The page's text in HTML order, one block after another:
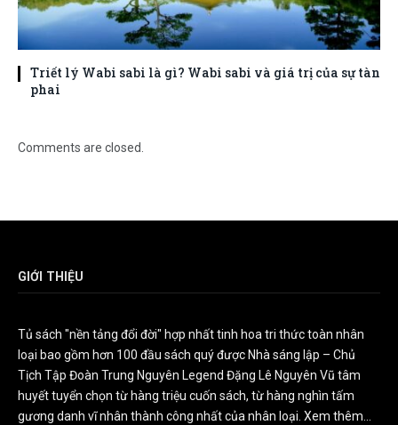
Triết lý Wabi sabi là gì? Wabi sabi và giá trị của sự tàn
phai
Comments are closed.
GIỚI THIỆU
Tủ sách "nền tảng đổi đời" hợp nhất tinh hoa tri thức toàn nhân
loại bao gồm hơn 100 đầu sách quý được Nhà sáng lập – Chủ
Tịch Tập Đoàn Trung Nguyên Legend Đặng Lê Nguyên Vũ tâm
huyết tuyển chọn từ hàng triệu cuốn sách, từ hàng nghìn tấm
gương danh vĩ nhân thành công nhất của nhân loại. Xem thêm...